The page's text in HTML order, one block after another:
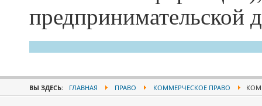
предпринимательской
ВЫ ЗДЕСЬ: ГЛАВНАЯ ПРАВО КОММЕРЧЕСКОЕ ПРАВО